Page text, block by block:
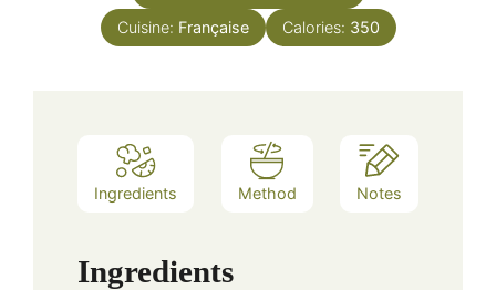
Cuisine: Française Calories: 350
Ingredients Method Notes
Ingredients